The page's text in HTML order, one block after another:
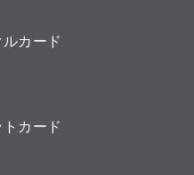
カード
トカード